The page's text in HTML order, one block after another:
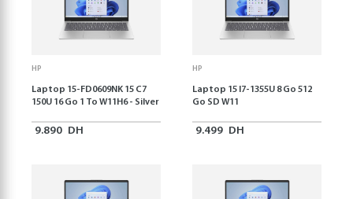
HP
Laptop 15-FD0609NK 15 C7
150U 16 Go 1 To W11H6 - Silver
9.890 DH
HP
Laptop 15 I7-1355U 8 Go 512
Go SD W11
9.499 DH